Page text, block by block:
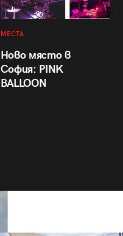
МЕСТА
Ново място в
София: PINK
BALLOON